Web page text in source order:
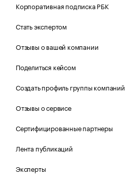
Корпоративная подписка РБК
Стать экспертом
Отзывы о вашей компании
Поделиться кейсом
Создать профиль группы компаний
Отзывы о сервисе
Сертифицированные партнеры
Лента публикаций
Эксперты